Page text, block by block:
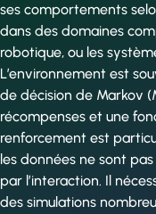
ses comportements
dans des domaines
robotique, ou les
L’environnement est
de décision de Markov
récompenses et une
renforcement est
les données ne sont
par l’interaction. Il
des simulations